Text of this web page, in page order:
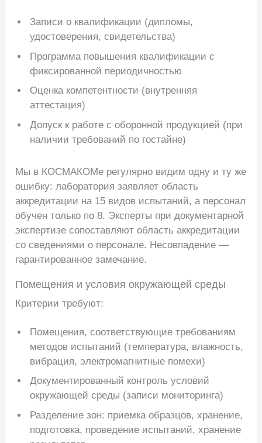
Записи о квалификации (дипломы,
удостоверения, свидетельства)
Программа повышения квалификации с
фиксированной периодичностью
Оценка компетентности (внутренняя
аттестация)
Допуск к работе с оборонной продукцией (при
наличии требований по гостайне)
Мы в КОСМАКОМе регулярно видим одну и ту же
ошибку: лаборатория заявляет область
аккредитации на 15 видов испытаний, а персонал
обучен только по 8. Эксперты при документарной
экспертизе сопоставляют область аккредитации
со сведениями о персонале. Несовпадение —
гарантированное замечание.
Помещения и условия окружающей среды
Критерии требуют:
Помещения, соответствующие требованиям
методов испытаний (температура, влажность,
вибрация, электромагнитные помехи)
Документированный контроль условий
окружающей среды (записи мониторинга)
Разделение зон: приемка образцов, хранение,
подготовка, проведение испытаний, хранение